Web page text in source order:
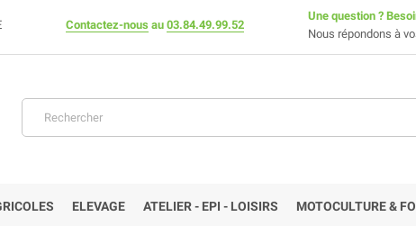
Contactez-nous au 03.84.49.99.52
Une question ?
Nous répondons à
ELEVAGE ATELIER - EPI - LOISIRS MOTOCULTURE &